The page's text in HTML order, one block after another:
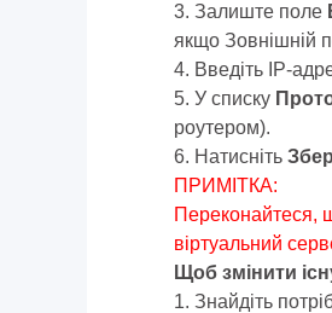
3. Залиште поле
якщо Зовнішній
4. Введіть IP-
5. У списку
роутером).
6. Натисніть
ПРИМІТКА:
Переконайтеся,
віртуальний
Щоб змінити
1. Знайдіть